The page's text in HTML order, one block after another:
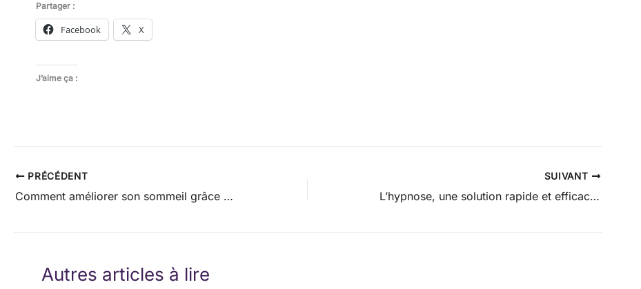
Partager :
Facebook X
J’aime ça :
PRÉCÉDENT
Comment améliorer son sommeil grâce à l’hypnose
SUIVANT
L’hypnose, une solution rapide et efficace au stress quotidien
Autres articles à lire